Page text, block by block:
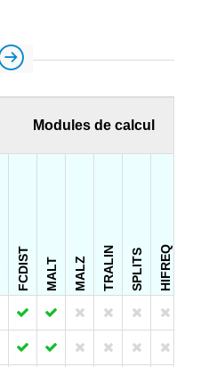
Modules de calcul
FCDIST MALT MALZ TRALIN SPLITS HIFREQ